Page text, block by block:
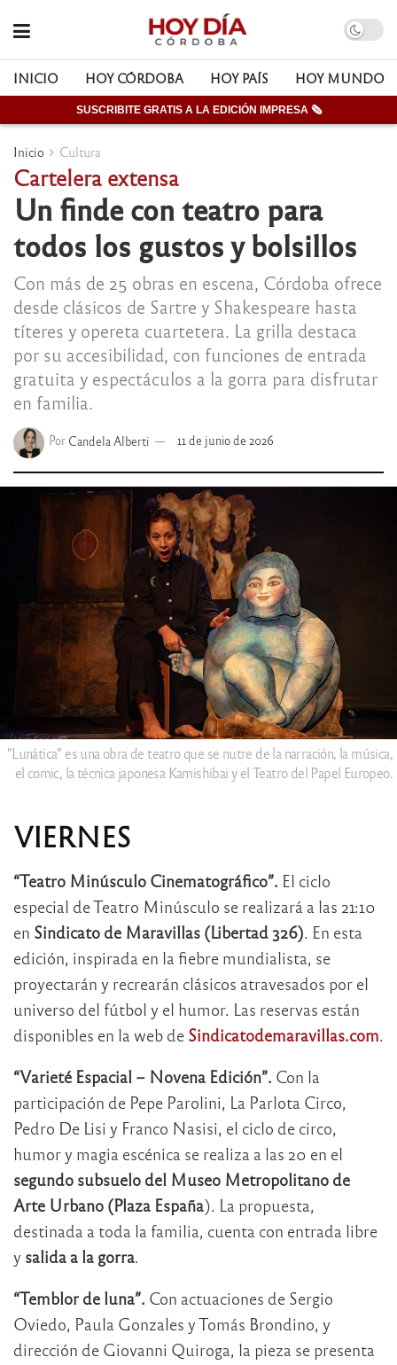
INICIO HOY CÓRDOBA HOY PAÍS HOY MUNDO
SUSCRIBITE GRATIS A LA EDICIÓN IMPRESA 🗞
Inicio Cultura
Cartelera extensa
Un finde con teatro para
todos los gustos y bolsillos
Con más de 25 obras en escena, Córdoba ofrece
desde clásicos de Sartre y Shakespeare hasta
títeres y opereta cuartetera. La grilla destaca
por su accesibilidad, con funciones de entrada
gratuita y espectáculos a la gorra para disfrutar
en familia.
Por Candela Alberti 11 de junio de 2026
"Lunática" es una obra de teatro que se nutre de la narración, la música,
el comic, la técnica japonesa Kamishibai y el Teatro del Papel Europeo.
VIERNES
“Teatro Minúsculo Cinematográfico”. El ciclo
especial de Teatro Minúsculo se realizará a las 21:10
en Sindicato de Maravillas (Libertad 326). En esta
edición, inspirada en la fiebre mundialista, se
proyectarán y recrearán clásicos atravesados por el
universo del fútbol y el humor. Las reservas están
disponibles en la web de Sindicatodemaravillas.com.
“Varieté Espacial – Novena Edición”. Con la
participación de Pepe Parolini, La Parlota Circo,
Pedro De Lisi y Franco Nasisi, el ciclo de circo,
humor y magia escénica se realiza a las 20 en el
segundo subsuelo del Museo Metropolitano de
Arte Urbano (Plaza España). La propuesta,
destinada a toda la familia, cuenta con entrada libre
y salida a la gorra.
“Temblor de luna”. Con actuaciones de Sergio
Oviedo, Paula Gonzales y Tomás Brondino, y
dirección de Giovanni Quiroga, la pieza se presenta